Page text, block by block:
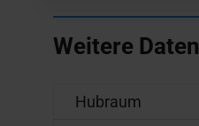
Weitere Daten
Hubraum